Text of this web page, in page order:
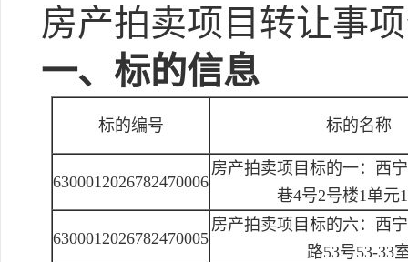
房产拍卖项目转让事
一、标的信息
标的编号 标的名称
6300012026782470006
房产拍卖项目标的一：西
巷4号2号楼1单元
6300012026782470005
房产拍卖项目标的六：西
路53号53-33